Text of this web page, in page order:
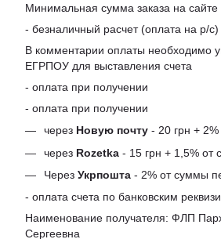
Минимальная сумма заказа на сайте
- безналичный расчет (оплата на р/с)
В комментарии оплаты необходимо
ЕГРПОУ для выставления счета
- оплата при получении
- оплата при получении
через Новую почту - 20 грн +
через Rozetka - 15 грн + 1,5% от
Через Укрпошта - 2% от суммы
- оплата счета по банковским
Наименование получателя: ФЛП
Сергеевна